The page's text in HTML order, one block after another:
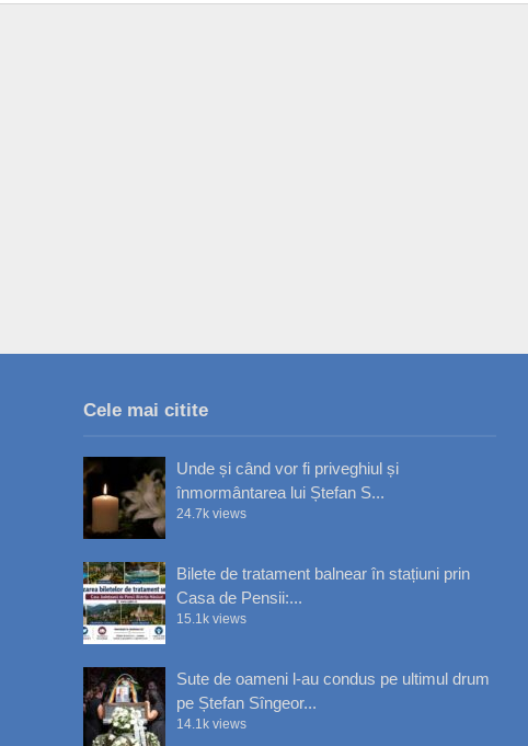
Cele mai citite
Unde și când vor fi priveghiul și
înmormântarea lui Ștefan S...
24.7k views
Bilete de tratament balnear în stațiuni prin
Casa de Pensii:...
15.1k views
Sute de oameni l-au condus pe ultimul drum
pe Ștefan Sîngeor...
14.1k views